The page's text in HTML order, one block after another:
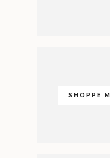
SHOPPE